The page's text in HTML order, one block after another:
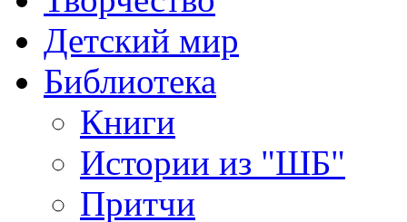
Детский мир
Библиотека
Книги
Истории из "ШБ"
Притчи